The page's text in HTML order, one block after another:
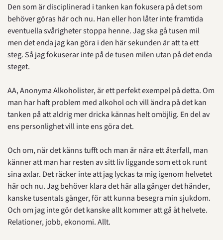
Den som är disciplinerad i tanken kan fokusera på det som
behöver göras här och nu. Han eller hon låter inte framtida
eventuella svårigheter stoppa henne. Jag ska gå tusen mil
men det enda jag kan göra i den här sekunden är att ta ett
steg. Så jag fokuserar inte på de tusen milen utan på det enda
steget.
AA, Anonyma Alkoholister, är ett perfekt exempel på detta. Om
man har haft problem med alkohol och vill ändra på det kan
tanken på att aldrig mer dricka kännas helt omöjlig. En del av
ens personlighet vill inte ens göra det.
Och om, när det känns tufft och man är nära ett återfall, man
känner att man har resten av sitt liv liggande som ett ok runt
sina axlar. Det räcker inte att jag lyckas ta mig igenom helvetet
här och nu. Jag behöver klara det här alla gånger det händer,
kanske tusentals gånger, för att kunna besegra min sjukdom.
Och om jag inte gör det kanske allt kommer att gå åt helvete.
Relationer, jobb, ekonomi. Allt.